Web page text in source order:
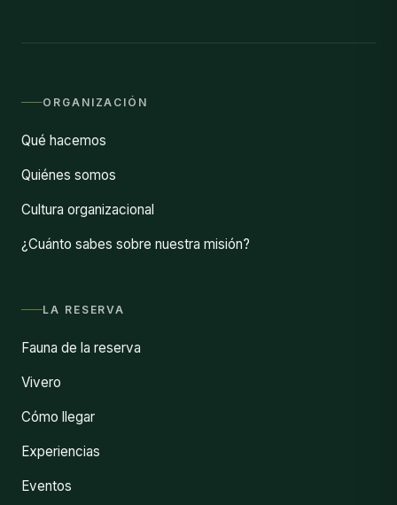
ORGANIZACIÓN
Qué hacemos
Quiénes somos
Cultura organizacional
¿Cuánto sabes sobre nuestra misión?
LA RESERVA
Fauna de la reserva
Vivero
Cómo llegar
Experiencias
Eventos